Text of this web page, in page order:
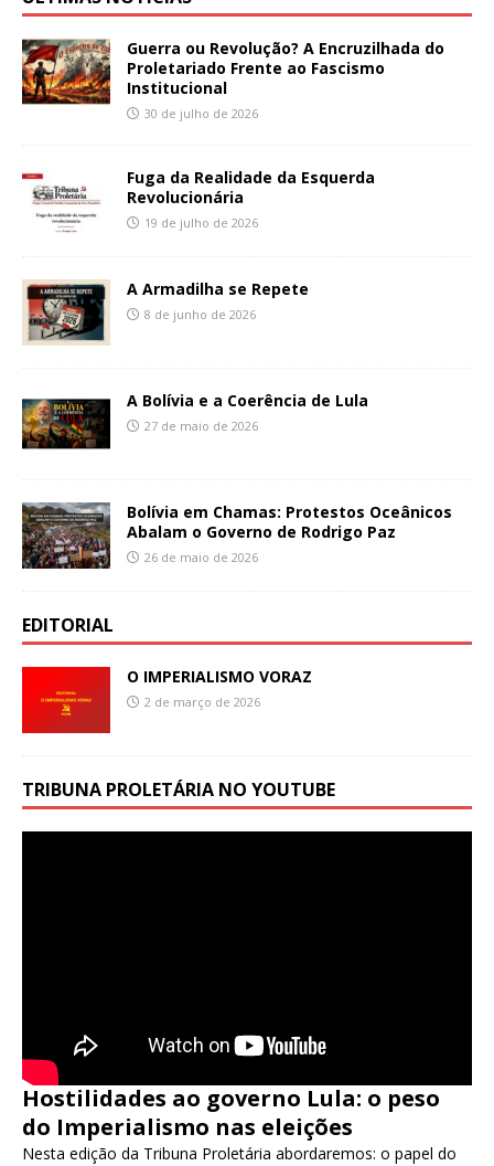
Guerra ou Revolução? A Encruzilhada do
Proletariado Frente ao Fascismo
Institucional
30 de julho de 2026
Fuga da Realidade da Esquerda
Revolucionária
19 de julho de 2026
A Armadilha se Repete
8 de junho de 2026
A Bolívia e a Coerência de Lula
27 de maio de 2026
Bolívia em Chamas: Protestos Oceânicos
Abalam o Governo de Rodrigo Paz
26 de maio de 2026
EDITORIAL
O IMPERIALISMO VORAZ
2 de março de 2026
TRIBUNA PROLETÁRIA NO YOUTUBE
Hostilidades ao governo Lula: o peso
do Imperialismo nas eleições
Nesta edição da Tribuna Proletária abordaremos: o papel do